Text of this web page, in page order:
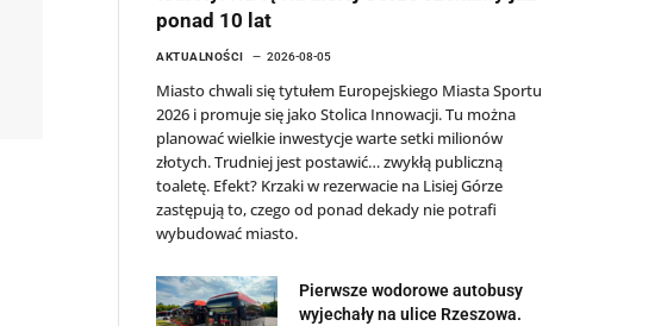
ponad 10 lat
AKTUALNOŚCI 2026-08-05
Miasto chwali się tytułem Europejskiego Miasta Sportu
2026 i promuje się jako Stolica Innowacji. Tu można
planować wielkie inwestycje warte setki milionów
złotych. Trudniej jest postawić… zwykłą publiczną
toaletę. Efekt? Krzaki w rezerwacie na Lisiej Górze
zastępują to, czego od ponad dekady nie potrafi
wybudować miasto.
Pierwsze wodorowe autobusy
wyjechały na ulice Rzeszowa.